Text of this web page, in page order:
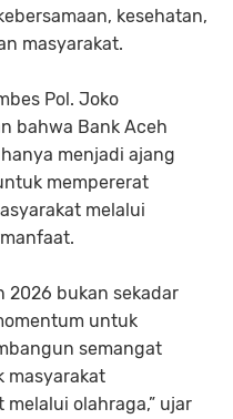
kesehatan,
masyarakat.
Pol. Joko
bahwa Bank Aceh
menjadi ajang
mempererat
melalui
2026 bukan sekadar
untuk
semangat
masyarakat
olahraga,” ujar